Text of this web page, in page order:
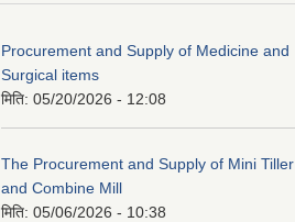
Procurement and Supply of Medicine and
Surgical items
मिति: 05/20/2026 - 12:08
The Procurement and Supply of Mini Tiller
and Combine Mill
मिति: 05/06/2026 - 10:38